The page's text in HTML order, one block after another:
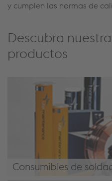
y cumplen las normas de
Descubra
productos
Consumibles de